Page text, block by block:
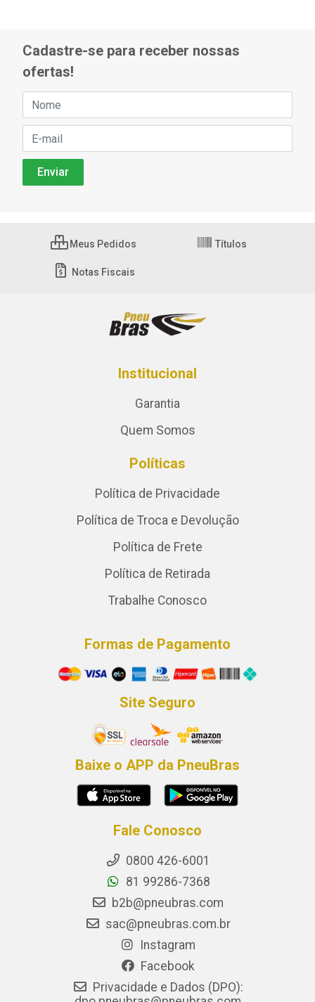
Cadastre-se para receber nossas
ofertas!
Meus Pedidos Títulos
Notas Fiscais
Institucional
Garantia
Quem Somos
Políticas
Política de Privacidade
Política de Troca e Devolução
Política de Frete
Política de Retirada
Trabalhe Conosco
Formas de Pagamento
Site Seguro
Baixe o APP da PneuBras
Fale Conosco
0800 426-6001
81 99286-7368
b2b@pneubras.com
sac@pneubras.com.br
Instagram
Facebook
Privacidade e Dados (DPO):